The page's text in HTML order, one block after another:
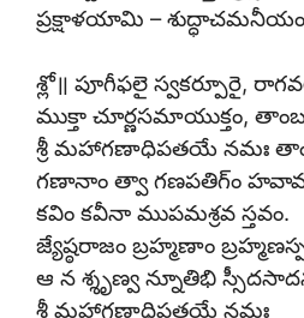
ప్రక్షాళయామి –
శ్లో॥ పూగీఫలై స్వకర్పూరై,
ముక్తా చూర్ణసమాయుక్తం,
శ్రీ మహాగణాధిపతయే నమః
గణానాం త్వా గణపతిగ్ం
కవిం కవీనా ముపమశ్రవ స్తవం.
జ్యేష్ఠరాజం బ్రహ్మణాం
ఆ న శ్శృణ్వ న్నూతిభి
శ్రీ మహాగణాధిపతయే నమః